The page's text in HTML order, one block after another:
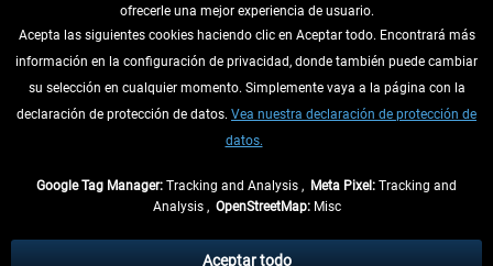
DESISTIR DEL CONTRATO
INFORMACIÓN
tasas de recepción si no se describe lo contrario
ofrecerle una mejor experiencia de usuario.
Acepta las siguientes cookies haciendo clic en Aceptar todo. Encontrará más
información en la configuración de privacidad, donde también puede cambiar
su selección en cualquier momento. Simplemente vaya a la página con la
declaración de protección de datos. Vea nuestra declaración de protección de
datos.
Google Tag Manager: Tracking and Analysis , Meta Pixel: Tracking and
Analysis , OpenStreetMap:Misc
Aceptar todo